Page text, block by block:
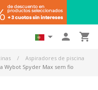
  
Aspiradores de piscina
Wybot Spyder Max sem fio